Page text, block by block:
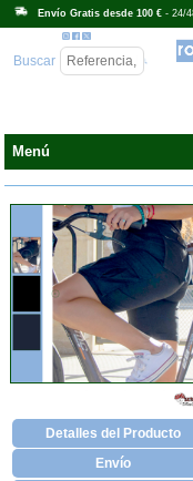
Envío Gratis desde 100 € - 24/
Buscar
Menú
Detalles del Producto
Envío